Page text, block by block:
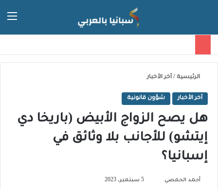
الرئيسية / آخر الأخبار
آخر الأخبار شؤون قانونية
هل يصح الزواج الأبيض (باريخا دي
إيتشو) للأجانب بلا وثائق في
إسبانيا؟
أحمد الحمصي 5 سبتمبر، 2023